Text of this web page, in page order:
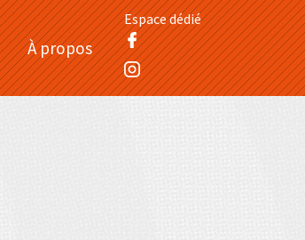
À propos
Espace dédié